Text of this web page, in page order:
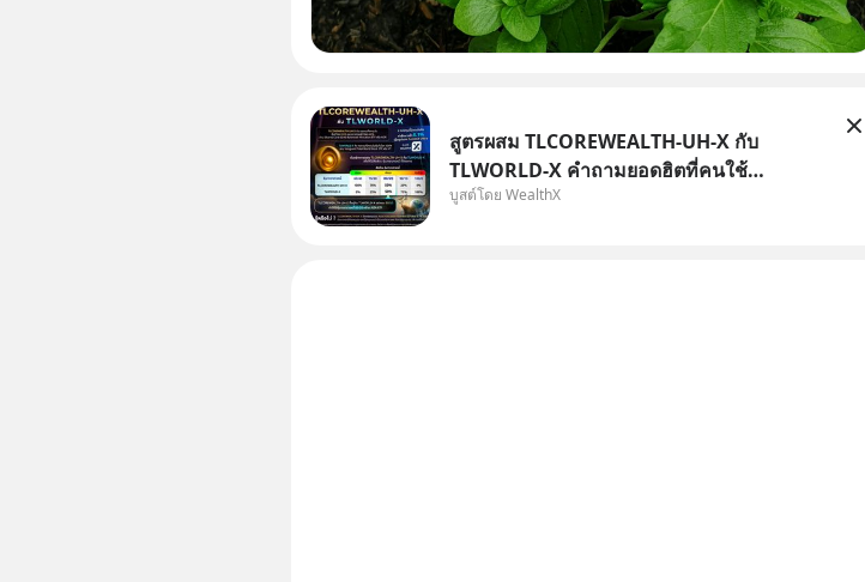
สูตรผสม TLCOREWEALTH-UH-X กับ
TLWORLD-X คำถามยอดฮิตที่คนใช้
WealthX ถามเข้ามา
บูสต์โดย WealthX